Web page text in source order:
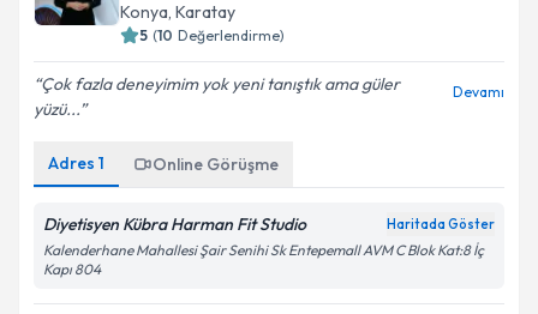
Konya, Karatay
5 (10 Değerlendirme)
Çok fazla deneyimim yok yeni tanıştık ama güler
yüzü...
Devamı
Adres 1 Online Görüşme
Diyetisyen Kübra Harman Fit Studio Haritada Göster
Kalenderhane Mahallesi Şair Senihi Sk Entepemall AVM C Blok Kat:8 İç
Kapı 804